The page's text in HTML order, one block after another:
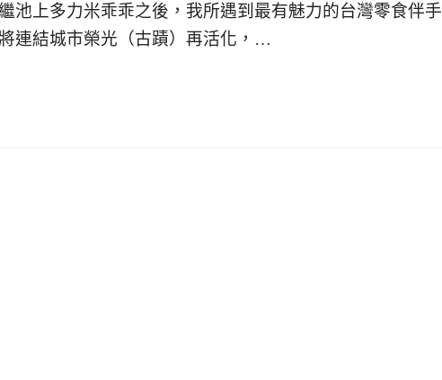
池上多力米乖乖之後，我所遇到最有魅力的台灣零食伴手
連結城市榮光（古蹟）再活化，…